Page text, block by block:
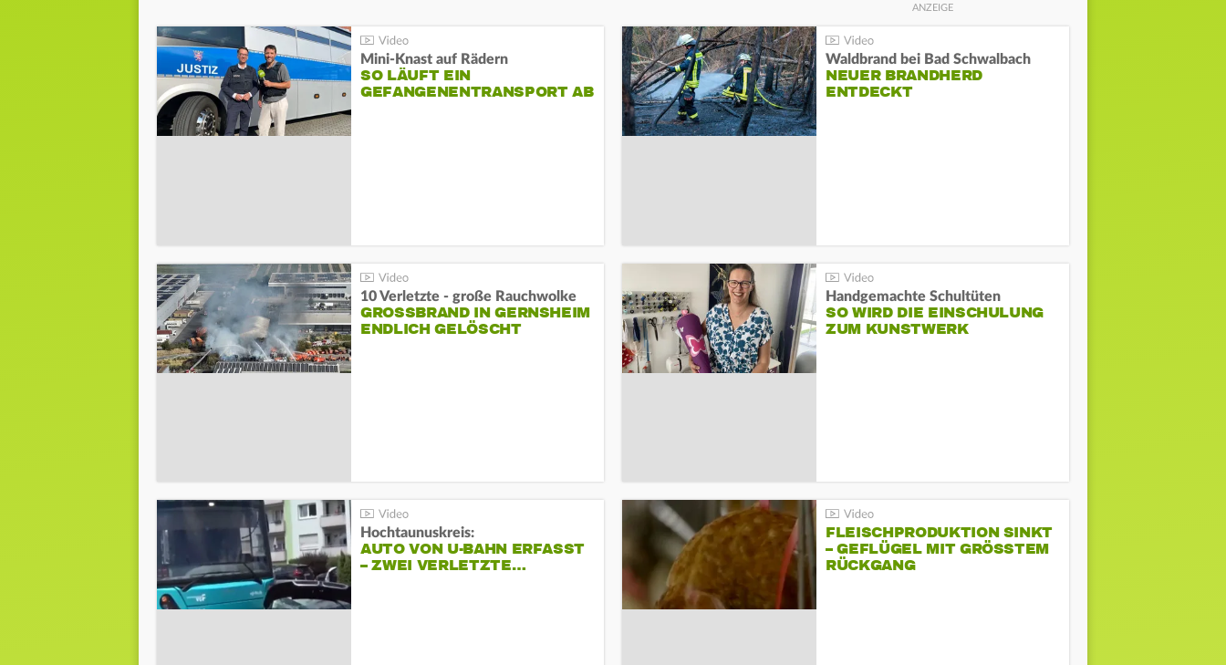
Mini-Knast auf Rädern
SO LÄUFT EIN
GEFANGENENTRANSPORT AB
Waldbrand bei Bad Schwalbach
NEUER BRANDHERD
ENTDECKT
10 Verletzte - große Rauchwolke
GROSSBRAND IN GERNSHEIM E
NDLICH GELÖSCHT
Handgemachte Schultüten
SO WIRD DIE EINSCHULUNG
ZUM KUNSTWERK
Hochtaunuskreis:
AUTO VON U-BAHN ERFASST
– ZWEI VERLETZTE…
FLEISCHPRODUKTION SINKT
– GEFLÜGEL MIT GRÖSSTEM R
ÜCKGANG